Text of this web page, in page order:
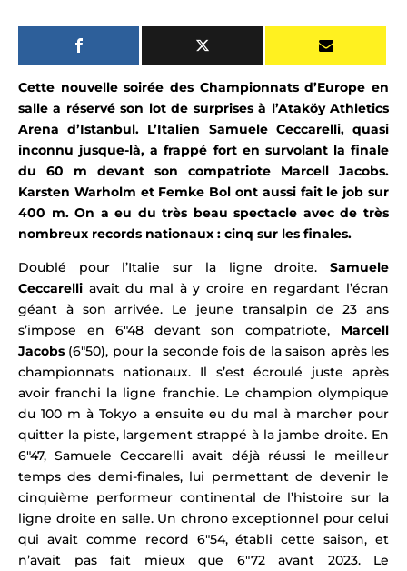
Cette nouvelle soirée des Championnats d’Europe en
salle a réservé son lot de surprises à l’Ataköy Athletics
Arena d’Istanbul. L’Italien Samuele Ceccarelli, quasi
inconnu jusque-là, a frappé fort en survolant la finale
du 60 m devant son compatriote Marcell Jacobs.
Karsten Warholm et Femke Bol ont aussi fait le job sur
400 m.On a eu du très beau spectacle avec de très
nombreux records nationaux : cinq sur les finales.
Doublé pour l’Italie sur la ligne droite. Samuele
Ceccarelli avait du mal à y croire en regardant l’écran
géant à son arrivée. Le jeune transalpin de 23 ans
s’impose en 6″48 devant son compatriote, Marcell
Jacobs (6″50), pour la seconde fois de la saison après les
championnats nationaux. Il s’est écroulé juste après
avoir franchi la ligne franchie. Le champion olympique
du 100 m à Tokyo a ensuite eu du mal à marcher pour
quitter la piste, largement strappé à la jambe droite. En
6″47, Samuele Ceccarelli avait déjà réussi le meilleur
temps des demi-finales, lui permettant de devenir le
cinquième performeur continental de l’histoire sur la
ligne droite en salle. Un chrono exceptionnel pour celui
qui avait comme record 6″54, établi cette saison, et
n’avait pas fait mieux que 6″72 avant 2023.Le